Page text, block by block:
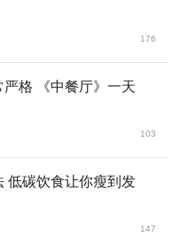
176
格 《中餐厅》一天
103
低碳饮食让你瘦到发
147